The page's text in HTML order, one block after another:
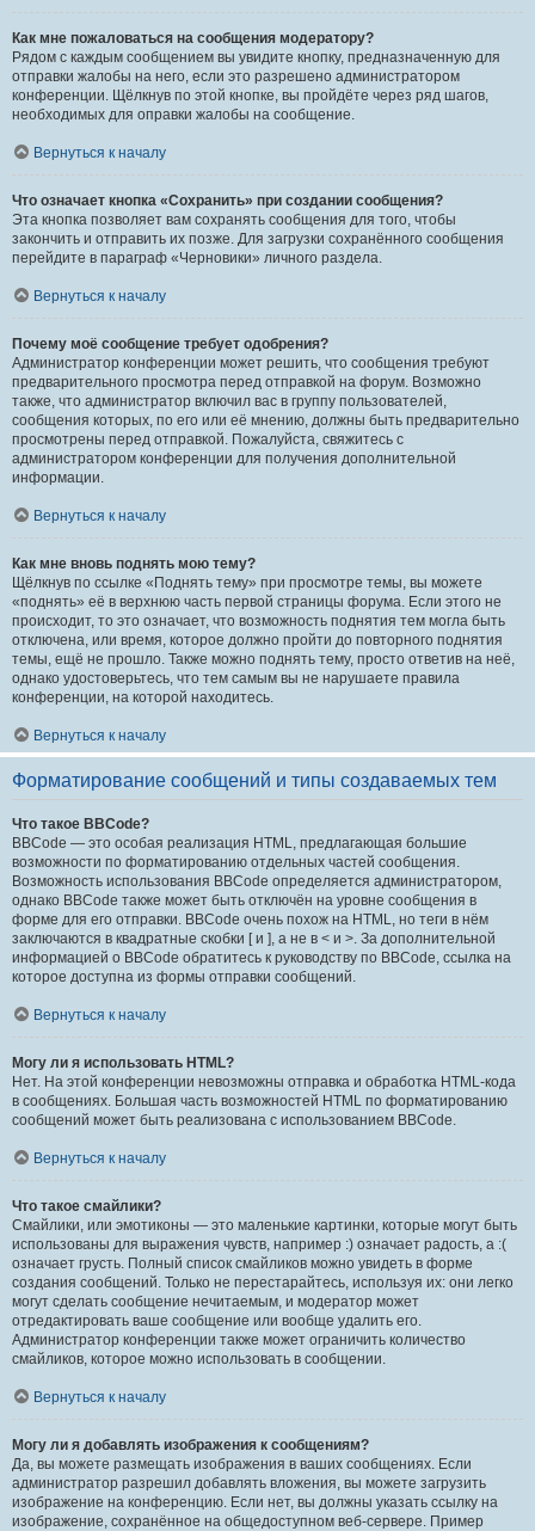
Как мне пожаловаться на сообщения модератору?
Рядом с каждым сообщением вы увидите кнопку, предназначенную для
отправки жалобы на него, если это разрешено администратором
конференции. Щёлкнув по этой кнопке, вы пройдёте через ряд шагов,
необходимых для оправки жалобы на сообщение.
Вернуться к началу
Что означает кнопка «Сохранить» при создании сообщения?
Эта кнопка позволяет вам сохранять сообщения для того, чтобы
закончить и отправить их позже. Для загрузки сохранённого сообщения
перейдите в параграф «Черновики» личного раздела.
Вернуться к началу
Почему моё сообщение требует одобрения?
Администратор конференции может решить, что сообщения требуют
предварительного просмотра перед отправкой на форум. Возможно
также, что администратор включил вас в группу пользователей,
сообщения которых, по его или её мнению, должны быть предварительно
просмотрены перед отправкой. Пожалуйста, свяжитесь с
администратором конференции для получения дополнительной
информации.
Вернуться к началу
Как мне вновь поднять мою тему?
Щёлкнув по ссылке «Поднять тему» при просмотре темы, вы можете
«поднять» её в верхнюю часть первой страницы форума. Если этого не
происходит, то это означает, что возможность поднятия тем могла быть
отключена, или время, которое должно пройти до повторного поднятия
темы, ещё не прошло. Также можно поднять тему, просто ответив на неё,
однако удостоверьтесь, что тем самым вы не нарушаете правила
конференции, на которой находитесь.
Вернуться к началу
Форматирование сообщений и типы создаваемых тем
Что такое BBCode?
BBCode — это особая реализация HTML, предлагающая большие
возможности по форматированию отдельных частей сообщения.
Возможность использования BBCode определяется администратором,
однако BBCode также может быть отключён на уровне сообщения в
форме для его отправки. BBCode очень похож на HTML, но теги в нём
заключаются в квадратные скобки [ и ], а не в < и >. За дополнительной
информацией о BBCode обратитесь к руководству по BBCode, ссылка на
которое доступна из формы отправки сообщений.
Вернуться к началу
Могу ли я использовать HTML?
Нет. На этой конференции невозможны отправка и обработка HTML-кода
в сообщениях. Большая часть возможностей HTML по форматированию
сообщений может быть реализована с использованием BBCode.
Вернуться к началу
Что такое смайлики?
Смайлики, или эмотиконы — это маленькие картинки, которые могут быть
использованы для выражения чувств, например :) означает радость, а :(
означает грусть. Полный список смайликов можно увидеть в форме
создания сообщений. Только не перестарайтесь, используя их: они легко
могут сделать сообщение нечитаемым, и модератор может
отредактировать ваше сообщение или вообще удалить его.
Администратор конференции также может ограничить количество
смайликов, которое можно использовать в сообщении.
Вернуться к началу
Могу ли я добавлять изображения к сообщениям?
Да, вы можете размещать изображения в ваших сообщениях. Если
администратор разрешил добавлять вложения, вы можете загрузить
изображение на конференцию. Если нет, вы должны указать ссылку на
изображение, сохранённое на общедоступном веб-сервере. Пример